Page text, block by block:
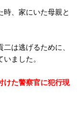
時、家にいた母親と
は逃げるために、
ました。
けた警察官に犯行現